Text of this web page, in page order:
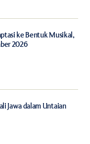
in this browser for
ke Bentuk Musikal,
2026
Jawa dalam Untaian